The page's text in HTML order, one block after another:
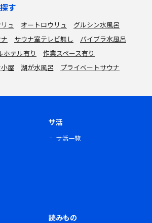
す
ュ オートロウリュ
グルシン水風呂
サウナ室テレビ無し
バイブラ水風呂
ホテル有り
作業スペース有り
屋 湖が水風呂 プライベートサウナ
サ活
サ活一覧
読みもの